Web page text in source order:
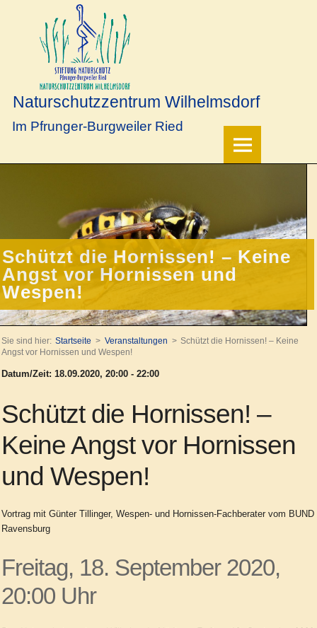
Naturschutzzentrum Wilhelmsdorf
Im Pfrunger-Burgweiler Ried
Schützt die Hornissen! – Keine
Angst vor Hornissen und
Wespen!
Sie sind hier: Startseite Veranstaltungen
Schützt die Hornissen! – Keine
Angst vor Hornissen und Wespen!
Datum/Zeit: 18.09.2020, 20:00 - 22:00
Schützt die Hornissen! –
Keine Angst vor Hornissen
und Wespen!
Vortrag mit Günter Tillinger, Wespen- und Hornissen-Fachberater vom BUND
Ravensburg
Freitag, 18. September 2020,
20:00 Uhr